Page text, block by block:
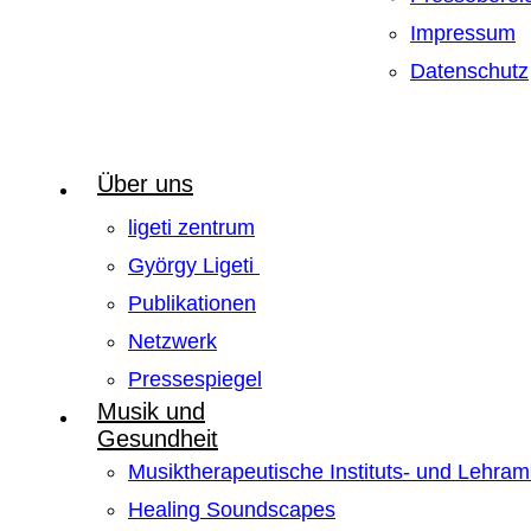
Impressum
Datenschutz
Über uns
ligeti zentrum
György Ligeti
Publikationen
Netzwerk
Pressespiegel
Musik und
Gesundheit
Musiktherapeutische Instituts- und
Healing Soundscapes